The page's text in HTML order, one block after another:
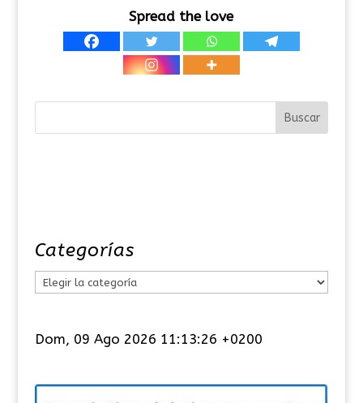
Spread the love
Categorías
e
o
Dom, 09 Ago 2026 11:13:27 +0200